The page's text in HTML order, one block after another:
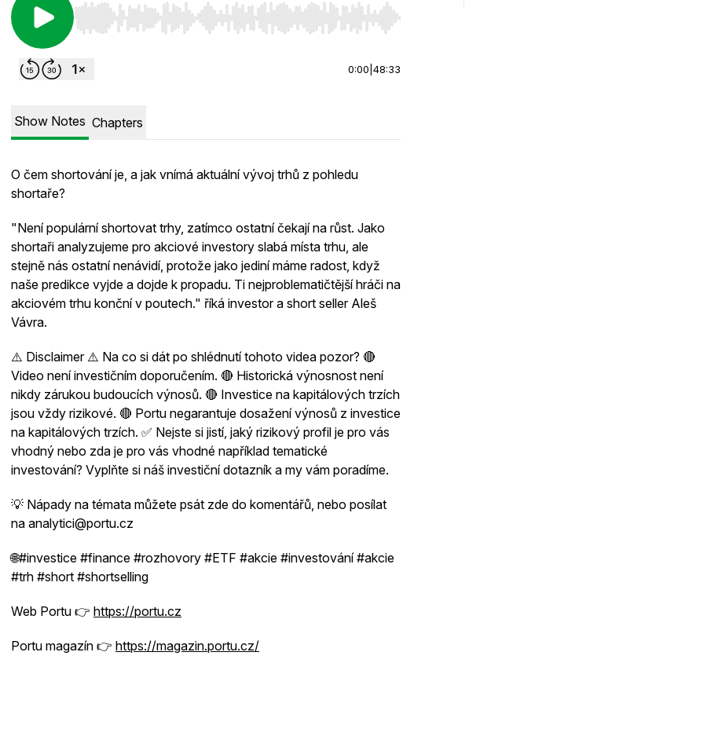
Use Left/Right to seek, Home/End to jump to start or end. Hold shift to jump forward or backward.
0:00 48:33
Show Notes Chapters
O čem shortování je, a jak vnímá aktuální vývoj trhů z pohledu
shortaře?
"Není populární shortovat trhy, zatímco ostatní čekají na růst. Jako
shortaři analyzujeme pro akciové investory slabá místa trhu, ale
stejně nás ostatní nenávidí, protože jako jediní máme radost, když
naše predikce vyjde a dojde k propadu. Ti nejproblematičtější hráči na
akciovém trhu konční v poutech." říká investor a short seller Aleš
Vávra.
⚠️ Disclaimer ⚠️ Na co si dát po shlédnutí tohoto videa pozor? 🔴
Video není investičním doporučením. 🔴 Historická výnosnost není
nikdy zárukou budoucích výnosů. 🔴 Investice na kapitálových trzích
jsou vždy rizikové. 🔴 Portu negarantuje dosažení výnosů z investice
na kapitálových trzích. ✅ Nejste si jistí, jaký rizikový profil je pro vás
vhodný nebo zda je pro vás vhodné například tematické
investování? Vyplňte si náš investiční dotazník a my vám poradíme.
💡 Nápady na témata můžete psát zde do komentářů, nebo posílat
na analytici@portu.cz
🌐#investice #finance #rozhovory #ETF #akcie #investování #akcie
#trh #short #shortselling
Web Portu 👉 https://portu.cz
Portu magazín 👉 https://magazin.portu.cz/